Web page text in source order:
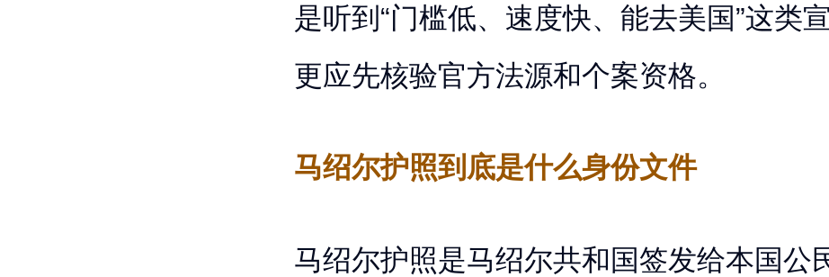
是听到“门槛低、速度快、能去美国”这类宣
更应先核验官方法源和个案资格。
马绍尔护照到底是什么身份文件
马绍尔护照是马绍尔共和国签发给本国公